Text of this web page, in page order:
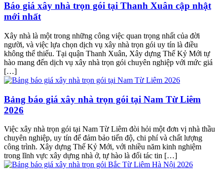
Báo giá xây nhà trọn gói tại Thanh Xuân cập nhật
mới nhất
Xây nhà là một trong những công việc quan trọng nhất của đời
người, và việc lựa chọn dịch vụ xây nhà trọn gói uy tín là điều
không thể thiếu. Tại quận Thanh Xuân, Xây dựng Thế Kỷ Mới tự
hào mang đến dịch vụ xây nhà trọn gói chuyên nghiệp với mức giá
[…]
Bảng báo giá xây nhà trọn gói tại Nam Từ Liêm
2026
Việc xây nhà trọn gói tại Nam Từ Liêm đòi hỏi một đơn vị nhà thầu
chuyên nghiệp, uy tín để đảm bảo tiến độ, chi phí và chất lượng
công trình. Xây dựng Thế Kỷ Mới, với nhiều năm kinh nghiệm
trong lĩnh vực xây dựng nhà ở, tự hào là đối tác tin […]